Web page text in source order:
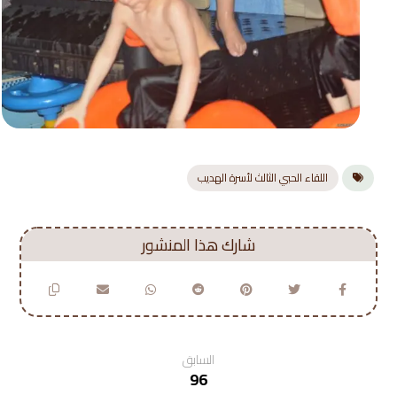
اللقاء الحبي الثالث لأسرة الهديب
السابق
96